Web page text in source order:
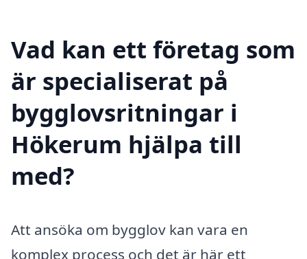
Vad kan ett företag som
är specialiserat på
bygglovsritningar i
Hökerum hjälpa till
med?
Att ansöka om bygglov kan vara en
komplex process och det är här ett